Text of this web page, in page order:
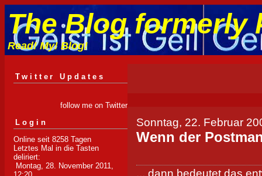
The Blog formerly
Read! My! Blog!
Twitter Updates
follow me on Twitter
Login
Online seit 8258 Tagen
Letztes Mal in die Tasten
deliriert:
Montag, 28. November 2011,
Sonntag, 22. Februar
Wenn der
... dann bedeutet das